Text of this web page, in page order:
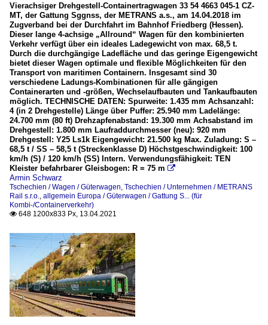
Vierachsiger Drehgestell-Containertragwagen 33 54 4663 045-1 CZ-
MT, der Gattung Sggnss, der METRANS a.s., am 14.04.2018 im
Zugverband bei der Durchfahrt im Bahnhof Friedberg (Hessen).
Dieser lange 4-achsige „Allround“ Wagen für den kombinierten
Verkehr verfügt über ein ideales Ladegewicht von max. 68,5 t.
Durch die durchgängige Ladefläche und das geringe Eigengewicht
bietet dieser Wagen optimale und flexible Möglichkeiten für den
Transport von maritimen Containern. Insgesamt sind 30
verschiedene Ladungs-Kombinationen für alle gängigen
Containerarten und -größen, Wechselaufbauten und Tankaufbauten
möglich. TECHNISCHE DATEN: Spurweite: 1.435 mm Achsanzahl:
4 (in 2 Drehgestelle) Länge über Puffer: 25.940 mm Ladelänge:
24.700 mm (80 ft) Drehzapfenabstand: 19.300 mm Achsabstand im
Drehgestell: 1.800 mm Laufraddurchmesser (neu): 920 mm
Drehgestell: Y25 Ls1k Eigengewicht: 21.500 kg Max. Zuladung: S –
68,5 t / SS – 58,5 t (Streckenklasse D) Höchstgeschwindigkeit: 100
km/h (S) / 120 km/h (SS) Intern. Verwendungsfähigkeit: TEN
Kleister befahrbarer Gleisbogen: R = 75 m 
Armin Schwarz
Tschechien / Wagen / Güterwagen Tschechien / Unternehmen / METRANS
Rail s.r.o.
allgemein Europa / Güterwagen / Gattung S... (für
Kombi-/Containerverkehr)
 648 1200x833 Px, 13.04.2021